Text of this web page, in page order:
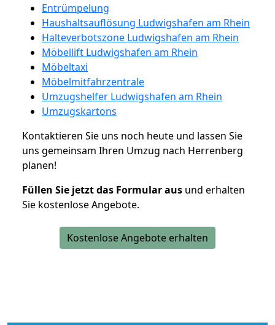
Entrümpelung
Haushaltsauflösung Ludwigshafen am Rhein
Halteverbotszone Ludwigshafen am Rhein
Möbellift Ludwigshafen am Rhein
Möbeltaxi
Möbelmitfahrzentrale
Umzugshelfer Ludwigshafen am Rhein
Umzugskartons
Kontaktieren Sie uns noch heute und lassen Sie
uns gemeinsam Ihren Umzug nach Herrenberg
planen!
Füllen Sie jetzt das Formular aus und erhalten
Sie kostenlose Angebote.
Kostenlose Angebote erhalten